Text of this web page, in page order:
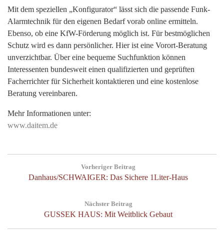
Mit dem speziellen „Konfigurator“ lässt sich die passende Funk-
Alarmtechnik für den eigenen Bedarf vorab online ermitteln.
Ebenso, ob eine KfW-Förderung möglich ist. Für bestmöglichen
Schutz wird es dann persönlicher. Hier ist eine Vorort-Beratung
unverzichtbar. Über eine bequeme Suchfunktion können
Interessenten bundesweit einen qualifizierten und geprüften
Facherrichter für Sicherheit kontaktieren und eine kostenlose
Beratung vereinbaren.
Mehr Informationen unter:
www.daitem.de
Vorheriger Beitrag
Previous
Danhaus/SCHWAIGER: Das Sichere 1Liter-Haus
Nächster Beitrag
Next
GUSSEK HAUS: Mit Weitblick Gebaut